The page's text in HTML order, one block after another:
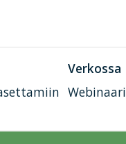
Verkossa
Webinaari